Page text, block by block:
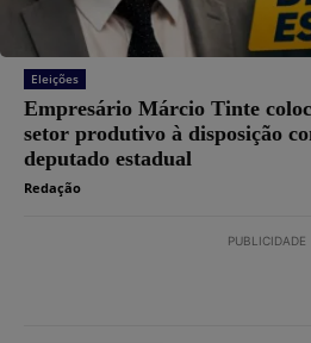
Eleições
Empresário Márcio Tinte
setor produtivo à disposição
deputado estadual
Redação
PUBLICIDADE